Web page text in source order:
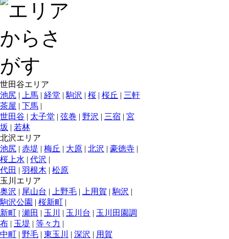
世田谷エリア
池尻 | 上馬 | 経堂 | 駒沢 | 桜 | 桜丘 | 三軒
茶屋 | 下馬 |
世田谷 | 太子堂 | 弦巻 | 野沢 | 三宿 | 宮
坂 | 若林
北沢エリア
池尻 | 赤堤 | 梅丘 | 大原 | 北沢 | 豪徳寺 |
桜上水 | 代沢 |
代田 | 羽根木 | 松原
玉川エリア
奥沢 | 尾山台 | 上野毛 | 上用賀 | 駒沢 |
駒沢公園 | 桜新町 |
新町 | 瀬田 | 玉川 | 玉川台 | 玉川田園調
布 | 玉堤 | 等々力 |
中町 | 野毛 | 東玉川 | 深沢 | 用賀